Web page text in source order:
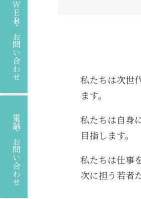
私たちは次世
ます。
私たちは自身
目指します。
私たちは仕事
次に担う若者
ＷＥＢでお問い合わせ
電話でお問い合わせ